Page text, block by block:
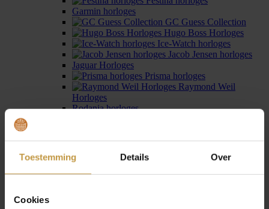
Toestemming Details Over
Cookies
Garmin horloges
GC Guess Collection
Hugo Boss Horloges
Ice-Watch horloges
Jacob Jensen horloges
Jaguar Horloges
Prisma horloges
Raymond Weil
Horloges
Rodania horloges
Sternglas horloges
Swiss Military Hanowa
Tommy Hilfiger
horloges
Horloges dames
Kleuren